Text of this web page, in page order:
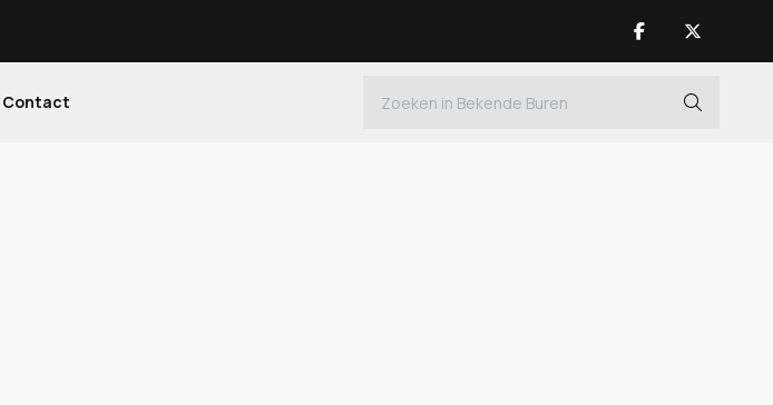
Contact